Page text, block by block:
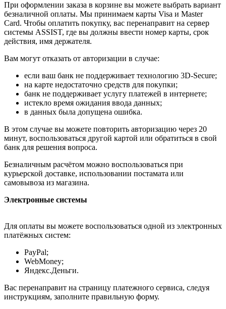
При оформлении заказа в корзине вы можете выбрать вариант
безналичной оплаты. Мы принимаем карты Visa и Master
Card. Чтобы оплатить покупку, вас перенаправит на сервер
системы ASSIST, где вы должны ввести номер карты, срок
действия, имя держателя.
Вам могут отказать от авторизации в случае:
если ваш банк не поддерживает технологию 3D-Secure;
на карте недостаточно средств для покупки;
банк не поддерживает услугу платежей в интернете;
истекло время ожидания ввода данных;
в данных была допущена ошибка.
В этом случае вы можете повторить авторизацию через 20
минут, воспользоваться другой картой или обратиться в свой
банк для решения вопроса.
Безналичным расчётом можно воспользоваться при
курьерской доставке, использовании постамата или
самовывоза из магазина.
Электронные системы
Для оплаты вы можете воспользоваться одной из электронных
платёжных систем:
PayPal;
WebMoney;
Яндекс.Деньги.
Вас перенаправит на страницу платежного сервиса, следуя
инструкциям, заполните правильную форму.